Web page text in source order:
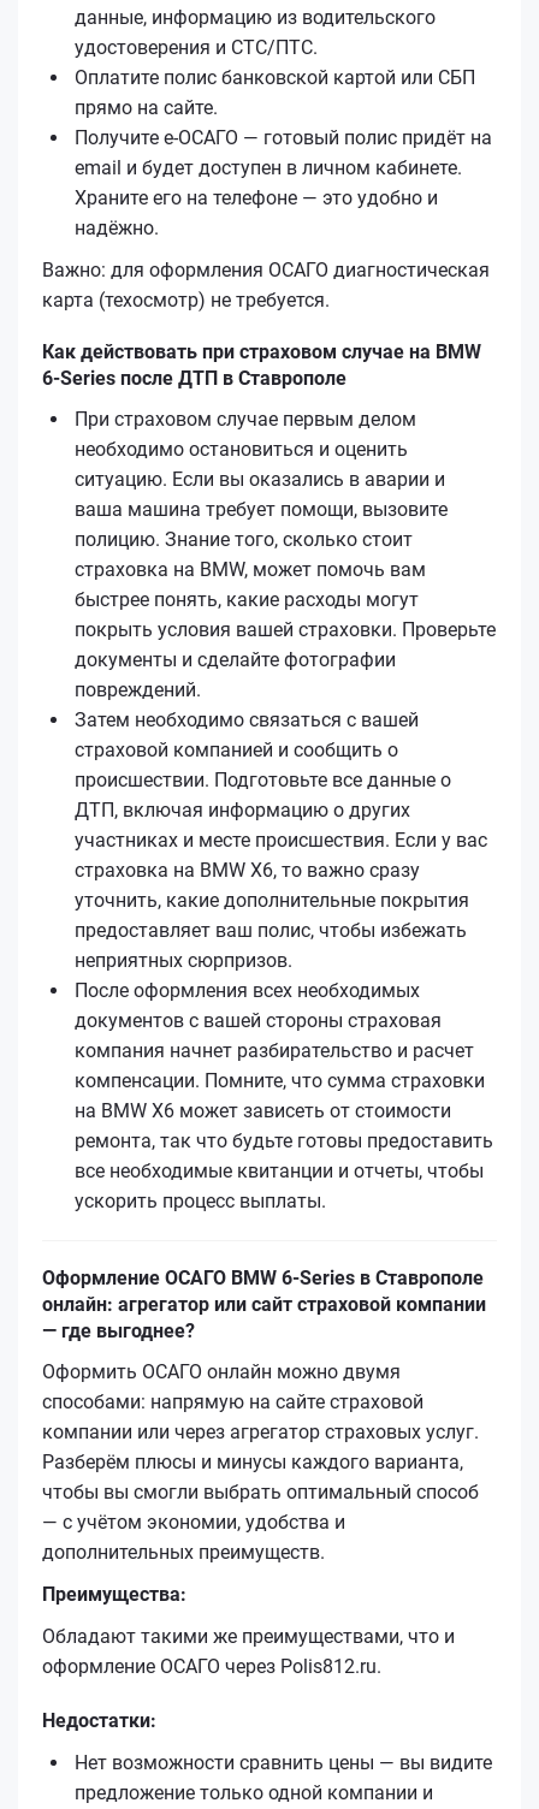
данные, информацию из водительского
удостоверения и СТС/ПТС.
Оплатите полис банковской картой или СБП
прямо на сайте.
Получите е‑ОСАГО — готовый полис придёт на
email и будет доступен в личном кабинете.
Храните его на телефоне — это удобно и
надёжно.
Важно: для оформления ОСАГО диагностическая
карта (техосмотр) не требуется.
Как действовать при страховом случае на BMW
6-Series после ДТП в Ставрополе
При страховом случае первым делом
необходимо остановиться и оценить
ситуацию. Если вы оказались в аварии и
ваша машина требует помощи, вызовите
полицию. Знание того, сколько стоит
страховка на BMW, может помочь вам
быстрее понять, какие расходы могут
покрыть условия вашей страховки. Проверьте
документы и сделайте фотографии
повреждений.
Затем необходимо связаться с вашей
страховой компанией и сообщить о
происшествии. Подготовьте все данные о
ДТП, включая информацию о других
участниках и месте происшествия. Если у вас
страховка на BMW X6, то важно сразу
уточнить, какие дополнительные покрытия
предоставляет ваш полис, чтобы избежать
неприятных сюрпризов.
После оформления всех необходимых
документов с вашей стороны страховая
компания начнет разбирательство и расчет
компенсации. Помните, что сумма страховки
на BMW X6 может зависеть от стоимости
ремонта, так что будьте готовы предоставить
все необходимые квитанции и отчеты, чтобы
ускорить процесс выплаты.
Оформление ОСАГО BMW 6-Series в Ставрополе
онлайн: агрегатор или сайт страховой компании
— где выгоднее?
Оформить ОСАГО онлайн можно двумя
способами: напрямую на сайте страховой
компании или через агрегатор страховых услуг.
Разберём плюсы и минусы каждого варианта,
чтобы вы смогли выбрать оптимальный способ
— с учётом экономии, удобства и
дополнительных преимуществ.
Преимущества:
Обладают такими же преимуществами, что и
оформление ОСАГО через Polis812.ru.
Недостатки:
Нет возможности сравнить цены — вы видите
предложение только одной компании и